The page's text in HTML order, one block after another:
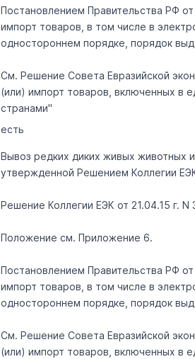
Постановлением Правительства РФ
импорт товаров, в том числе в
одностороннем порядке, порядок
См. Решение Совета Евразийской
(или) импорт товаров, включенных в
странами"
есть
Вывоз редких диких живых животных
утвержденной Решением Коллегии
Решение Коллегии ЕЭК от 21.04.15 г.
Положение см. Приложение 6.
Постановлением Правительства РФ
импорт товаров, в том числе в
одностороннем порядке, порядок
См. Решение Совета Евразийской
(или) импорт товаров, включенных в